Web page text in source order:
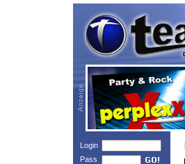
Login
Pass